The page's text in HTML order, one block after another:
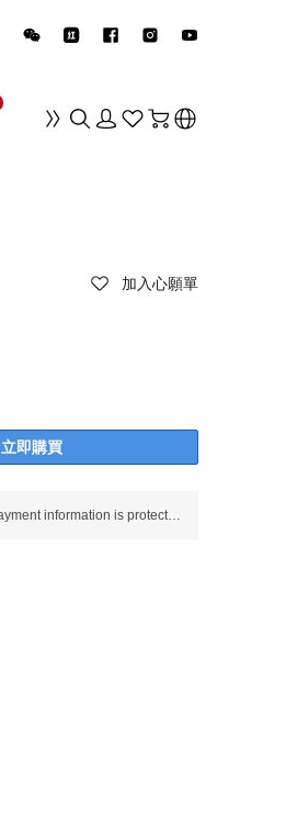
加入心願單
立即購買
Use SSL protocol to ensure payment security. When paying online, your payment information is protected.